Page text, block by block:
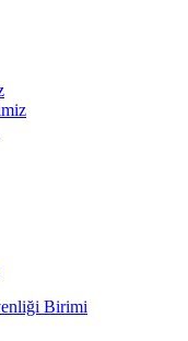
Birimi